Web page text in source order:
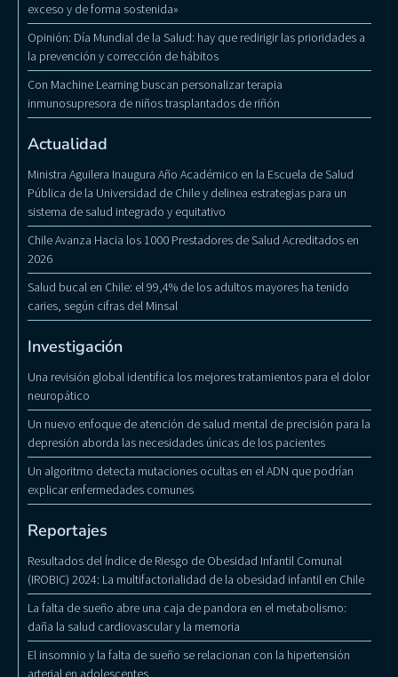
exceso y de forma sostenida»
Opinión: Día Mundial de la Salud: hay que redirigir las prioridades a
la prevención y corrección de hábitos
Con Machine Learning buscan personalizar terapia
inmunosupresora de niños trasplantados de riñón
Actualidad
Ministra Aguilera Inaugura Año Académico en la Escuela de Salud
Pública de la Universidad de Chile y delinea estrategias para un
sistema de salud integrado y equitativo
Chile Avanza Hacia los 1000 Prestadores de Salud Acreditados en
2026
Salud bucal en Chile: el 99,4% de los adultos mayores ha tenido
caries, según cifras del Minsal
Investigación
Una revisión global identifica los mejores tratamientos para el dolor
neuropático
Un nuevo enfoque de atención de salud mental de precisión para la
depresión aborda las necesidades únicas de los pacientes
Un algoritmo detecta mutaciones ocultas en el ADN que podrían
explicar enfermedades comunes
Reportajes
Resultados del Índice de Riesgo de Obesidad Infantil Comunal
(IROBIC) 2024: La multifactorialidad de la obesidad infantil en Chile
La falta de sueño abre una caja de pandora en el metabolismo:
daña la salud cardiovascular y la memoria
El insomnio y la falta de sueño se relacionan con la hipertensión
arterial en adolescentes